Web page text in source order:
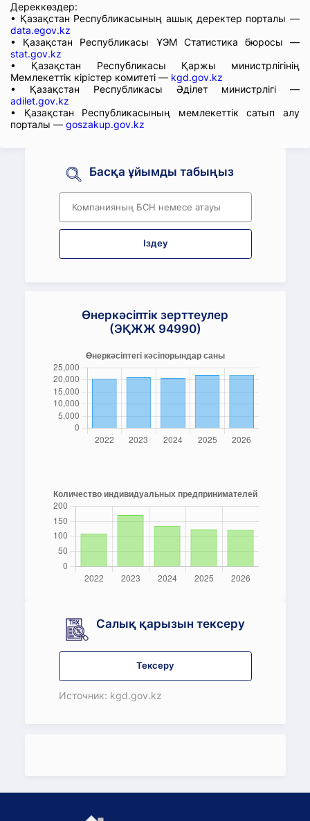
Дереккөздер:
• Қазақстан Республикасының ашық деректер порталы —
data.egov.kz
• Қазақстан Республикасы ҰЭМ Статистика бюросы —
stat.gov.kz
• Қазақстан Республикасы Қаржы министрлігінің
Мемлекеттік кірістер комитеті — kgd.gov.kz
• Қазақстан Республикасы Әділет министрлігі —
adilet.gov.kz
• Қазақстан Республикасының мемлекеттік сатып алу
порталы — goszakup.gov.kz
Басқа ұйымды табыңыз
Іздеу
Өнеркәсіптік зерттеулер
(ЭҚЖЖ 94990)
Салық қарызын тексеру
Тексеру
Источник: kgd.gov.kz